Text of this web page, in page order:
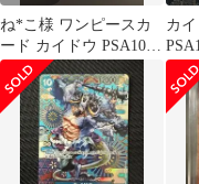
ね*こ様 ワンピースカ
ード カイドウ PSA10
OP04-044
カ